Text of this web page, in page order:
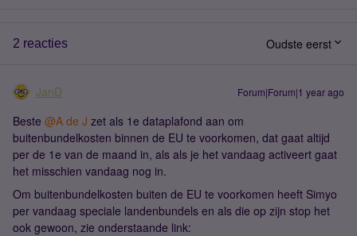
2 reacties Oudste eerst
JanD Forum|Forum|1 year ago
Beste ​ @A de J zet als 1e dataplafond aan om
buitenbundelkosten binnen de EU te voorkomen, dat gaat altijd
per de 1e van de maand in, als als je het vandaag activeert gaat
het misschien vandaag nog in.
Om buitenbundelkosten buiten de EU te voorkomen heeft Simyo
per vandaag speciale landenbundels en als die op zijn stop het
ook gewoon, zie onderstaande link: